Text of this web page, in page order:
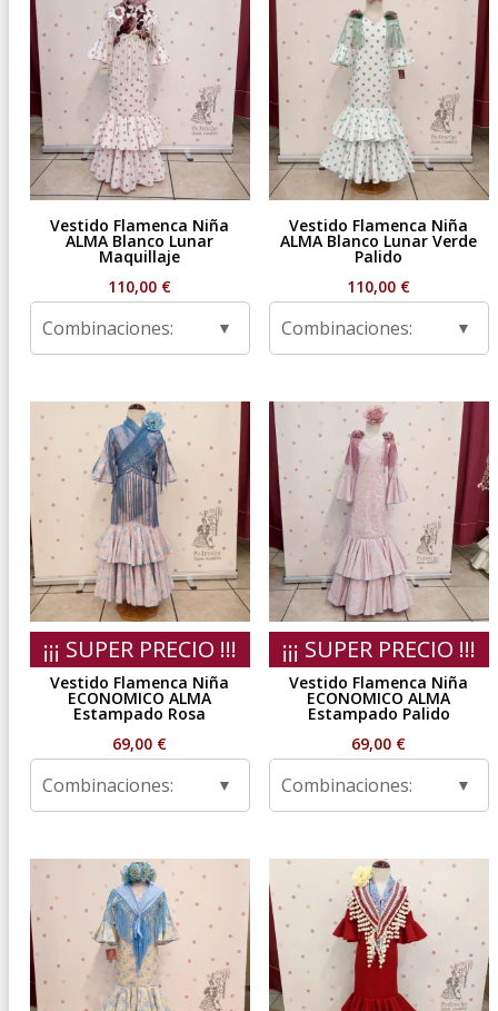
Vestido Flamenca Niña
ALMA Blanco Lunar
Maquillaje
110,00 €
Combinaciones:
Vestido Flamenca Niña
ALMA Blanco Lunar Verde
Palido
110,00 €
Combinaciones:
¡¡¡ SUPER PRECIO !!!
Vestido Flamenca Niña
ECONOMICO ALMA
Estampado Rosa
69,00 €
Combinaciones:
¡¡¡ SUPER PRECIO !!!
Vestido Flamenca Niña
ECONOMICO ALMA
Estampado Palido
69,00 €
Combinaciones: